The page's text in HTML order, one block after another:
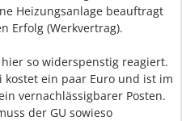
Heizungsanlage beauftragt
Erfolg (Werkvertrag).
so widerspenstig reagiert.
ein paar Euro und ist im
vernachlässigbarer Posten.
der GU sowieso